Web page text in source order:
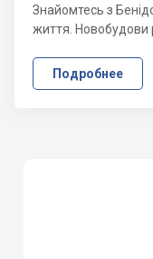
Знайомтесь з
життя. Новобудови
Подробнее